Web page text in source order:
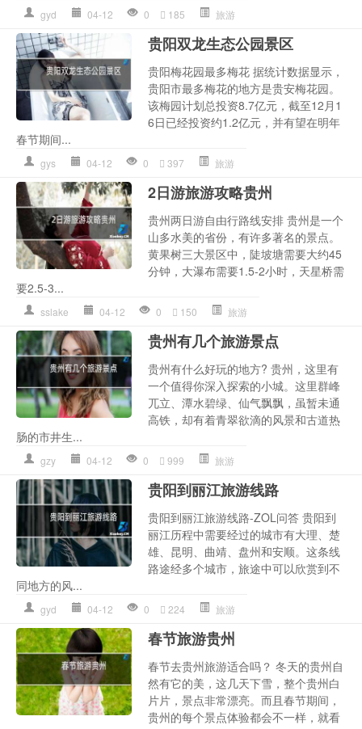
gyd 04-12 0 185 旅游
贵阳双龙生态公园景区
贵阳梅花园最多梅花 据统计数据显示，
贵阳市最多梅花的地方是贵安梅花园。
该梅园计划总投资8.7亿元，截至12月1
6日已经投资约1.2亿元，并有望在明年
春节期间...
gys 04-12 0 397 旅游
2日游旅游攻略贵州
贵州两日游自由行路线安排 贵州是一个
山多水美的省份，有许多著名的景点。
黄果树三大景区中，陡坡塘需要大约45
分钟，大瀑布需要1.5-2小时，天星桥需
要2.5-3...
sslake 04-12 0 150 旅游
贵州有几个旅游景点
贵州有什么好玩的地方? 贵州，这里有
一个值得你深入探索的小城。这里群峰
兀立、潭水碧绿、仙气飘飘，虽暂未通
高铁，却有着青翠欲滴的风景和古道热
肠的市井生...
gzy 04-12 0 999 旅游
贵阳到丽江旅游线路
贵阳到丽江旅游线路-ZOL问答 贵阳到
丽江历程中需要经过的城市有大理、楚
雄、昆明、曲靖、盘州和安顺。这条线
路途经多个城市，旅途中可以欣赏到不
同地方的风...
gyd 04-12 0 224 旅游
春节旅游贵州
春节去贵州旅游适合吗？ 冬天的贵州自
然有它的美，这几天下雪，整个贵州白
片片，景点非常漂亮。而且春节期间，
贵州的每个景点体验都会不一样，就看